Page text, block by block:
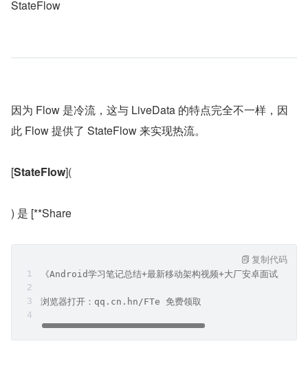
StateFlow
因为 Flow 是冷流，这与 LiveData 的特点完全不一样，因
此 Flow 提供了 StateFlow 来实现热流。
[StateFlow](
) 是 [**Share
《Android学习笔记总结+最新移动架构视频+大厂安卓面试真题+
浏览器打开：qq.cn.hn/FTe 免费领取
复制代码